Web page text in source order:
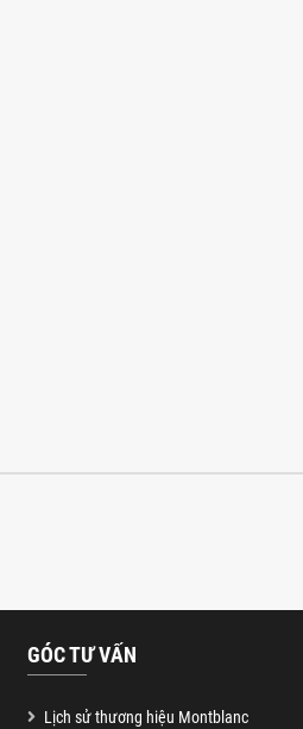
GÓC TƯ VẤN
Lịch sử thương hiệu Montblanc